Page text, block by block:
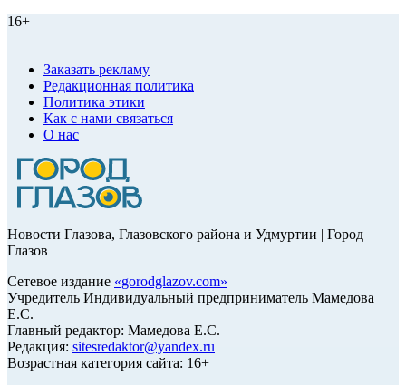
16+
Заказать рекламу
Редакционная политика
Политика этики
Как с нами связаться
О нас
Новости Глазова, Глазовского района и Удмуртии | Город
Глазов
Сетевое издание «gorodglazov.com»
Учредитель Индивидуальный предприниматель Мамедова
Е.С.
Главный редактор: Мамедова Е.С.
Редакция: sitesredaktor@yandex.ru
Возрастная категория сайта: 16+